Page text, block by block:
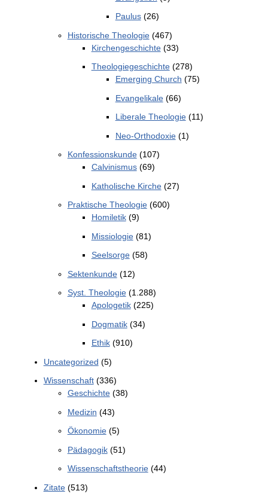
Paulus(26)
Historische Theologie(467)
Kirchengeschichte(33)
Theologiegeschichte(278)
Emerging Church (75)
Evangelikale(66)
Liberale Theologie(11)
Neo-Orthodoxie(1)
Konfessionskunde(107)
Calvinismus(69)
Katholische Kirche(27)
Praktische Theologie(600)
Homiletik(9)
Missiologie(81)
Seelsorge(58)
Sektenkunde(12)
Syst. Theologie(1.288)
Apologetik(225)
Dogmatik(34)
Ethik(910)
Uncategorized (5)
Wissenschaft(336)
Geschichte(38)
Medizin (43)
Ökonomie(5)
Pädagogik(51)
Wissenschaftstheorie(44)
Zitate(513)